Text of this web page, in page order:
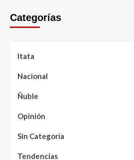
Categorías
Itata
Nacional
Ñuble
Opinión
Sin Categoría
Tendencias